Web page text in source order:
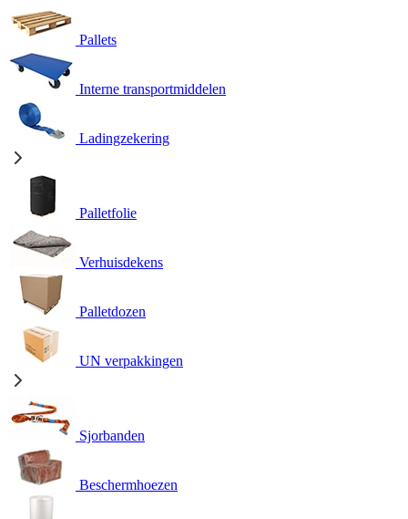
Pallets
Interne transportmiddelen
Ladingzekering
Palletfolie
Verhuisdekens
Palletdozen
UN verpakkingen
Sjorbanden
Beschermhoezen